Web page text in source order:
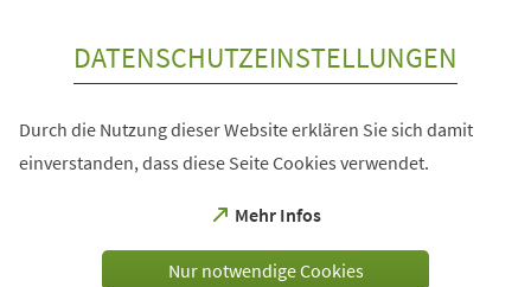
DATENSCHUTZEINSTELLUNGEN
Durch die Nutzung dieser Website erklären Sie sich damit
einverstanden, dass diese Seite Cookies verwendet.
Mehr Infos
(Öffnet
einem
Nur notwendige Cookies